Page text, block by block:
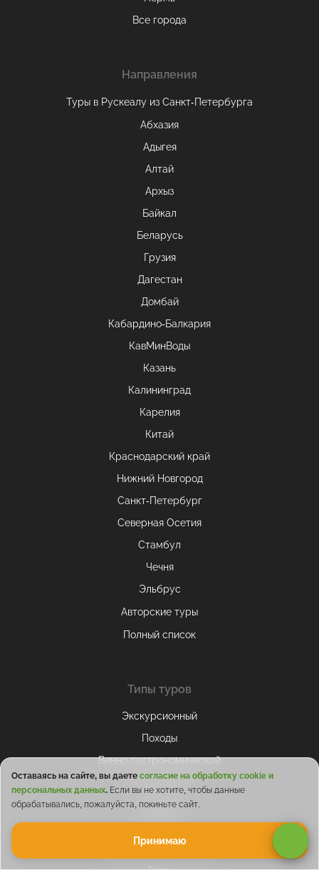
Все города
Направления
Туры в Рускеалу из Санкт‑Петербурга
Абхазия
Адыгея
Алтай
Архыз
Байкал
Беларусь
Грузия
Дагестан
Домбай
Кабардино-Балкария
КавМинВоды
Казань
Калининград
Карелия
Китай
Краснодарский край
Нижний Новгород
Санкт-Петербург
Северная Осетия
Стамбул
Чечня
Эльбрус
Авторские туры
Полный список
Типы туров
Экскурсионный
Походы
Винно-гастрономический
Горнолыжный
Экстрим
Термальные источники
Оставаясь на сайте, вы даете согласие на обработку cookie и
персональных данных. Если вы не хотите, чтобы данные
обрабатывались, пожалуйста, покиньте сайт.
Принимаю